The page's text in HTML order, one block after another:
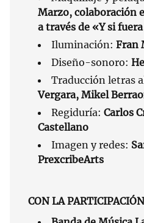
Marzo, colaboración
a través de «Y si
Iluminación: Fran
Diseño-sonoro:
Traducción letras
Vergara, Mikel
Regiduría: Carlos
Castellano
Imagen y redes:
PrexcribeArts
CON LA